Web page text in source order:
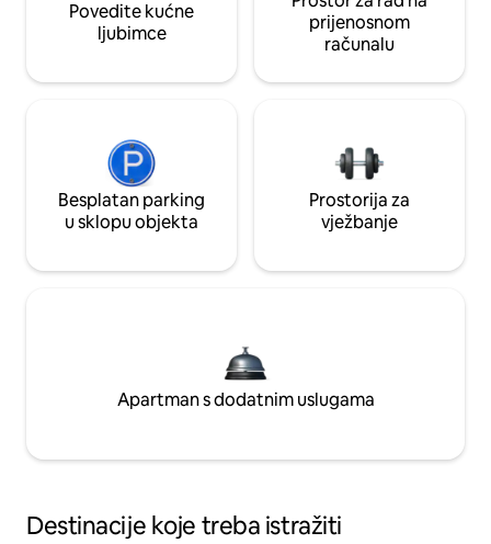
Povedite kućne
ljubimce
prijenosnom
računalu
Besplatan parking
u sklopu objekta
Prostorija za
vježbanje
Apartman s dodatnim uslugama
Destinacije koje treba istražiti